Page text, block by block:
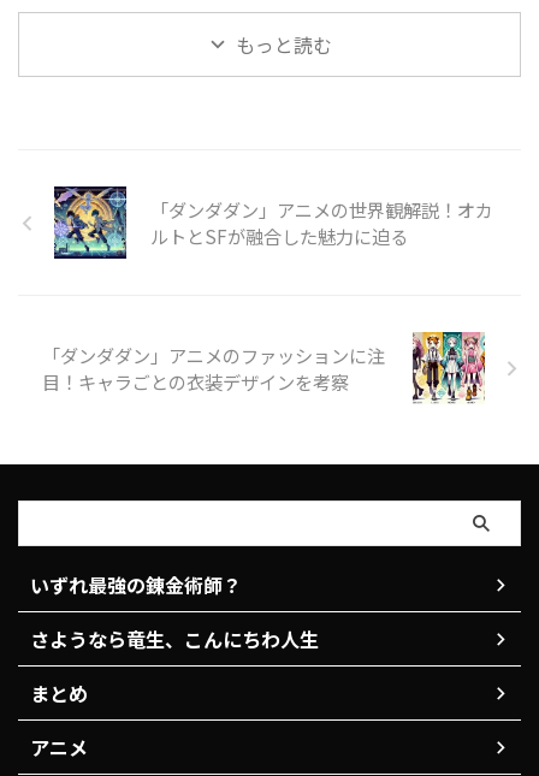
最強の錬金術師？」漫画とアニメ
の基本情報 「いずれ最強の錬金
ちがどのようにタクミと関わり、
物語にどんな影響を与えるのか？
共存する、独特な世界観が魅力の
作品です。 主人公・坂本太郎
は、「サカモトデイズ」の世界観
の魅力に迫り、バトルシーンと日
常の対比がどのように物語を彩っ
ているのかを詳しく解説します！
と、ほのぼのとした日常が同じ世
界 ...
もっと読む
「ダンダダン」アニメの世界観解説！オカ
ルトとSFが融合した魅力に迫る
「ダンダダン」アニメのファッションに注
目！キャラごとの衣装デザインを考察
いずれ最強の錬金術師？
さようなら竜生、こんにちわ人生
まとめ
アニメ